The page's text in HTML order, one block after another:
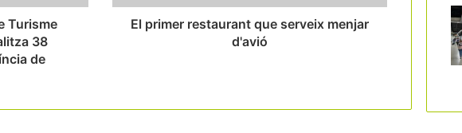
Turisme
38
de
El primer restaurant que serveix menjar
d'avió